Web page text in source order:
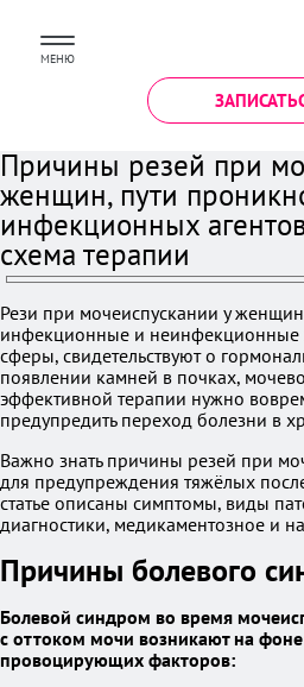
МЕНЮ
Причины резей при
женщин, пути
инфекционных
схема терапии
Рези при мочеиспускании у
инфекционные и неинфекционные
сферы, свидетельствуют о
появлении камней в почках,
эффективной терапии нужно
предупредить переход болезни в
Важно знать причины резей при
для предупреждения тяжёлых
статье описаны симптомы, виды
диагностики, медикаментозное и
Причины болевого
Болевой синдром во время
с оттоком мочи возникают на
провоцирующих факторов: